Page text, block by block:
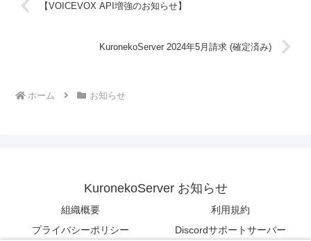
【VOICEVOX API増強のお知らせ】
KuronekoServer 2024年5月請求 (確定済み)
ホーム お知らせ
KuronekoServer お知らせ
組織概要
利用規約
プライバシーポリシー
Discordサポートサーバー